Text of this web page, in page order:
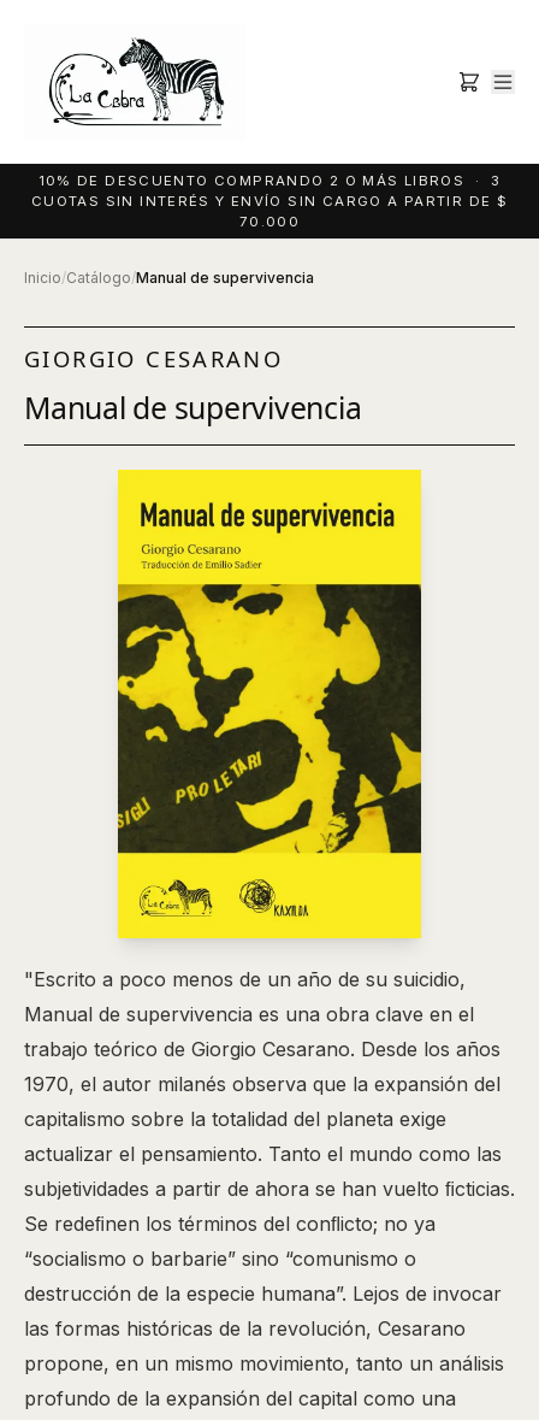
10% DE DESCUENTO COMPRANDO 2 O MÁS LIBROS · 3
CUOTAS SIN INTERÉS Y ENVÍO SIN CARGO A PARTIR DE $
70.000
Inicio/Catálogo/Manual de supervivencia
GIORGIO CESARANO
Manual de supervivencia
"Escrito a poco menos de un año de su suicidio,
Manual de supervivencia es una obra clave en el
trabajo teórico de Giorgio Cesarano. Desde los años
1970, el autor milanés observa que la expansión del
capitalismo sobre la totalidad del planeta exige
actualizar el pensamiento. Tanto el mundo como las
subjetividades a partir de ahora se han vuelto ﬁcticias.
Se redeﬁnen los términos del conﬂicto; no ya
“socialismo o barbarie” sino “comunismo o
destrucción de la especie humana”. Lejos de invocar
las formas históricas de la revolución, Cesarano
propone, en un mismo movimiento, tanto un análisis
profundo de la expansión del capital como una